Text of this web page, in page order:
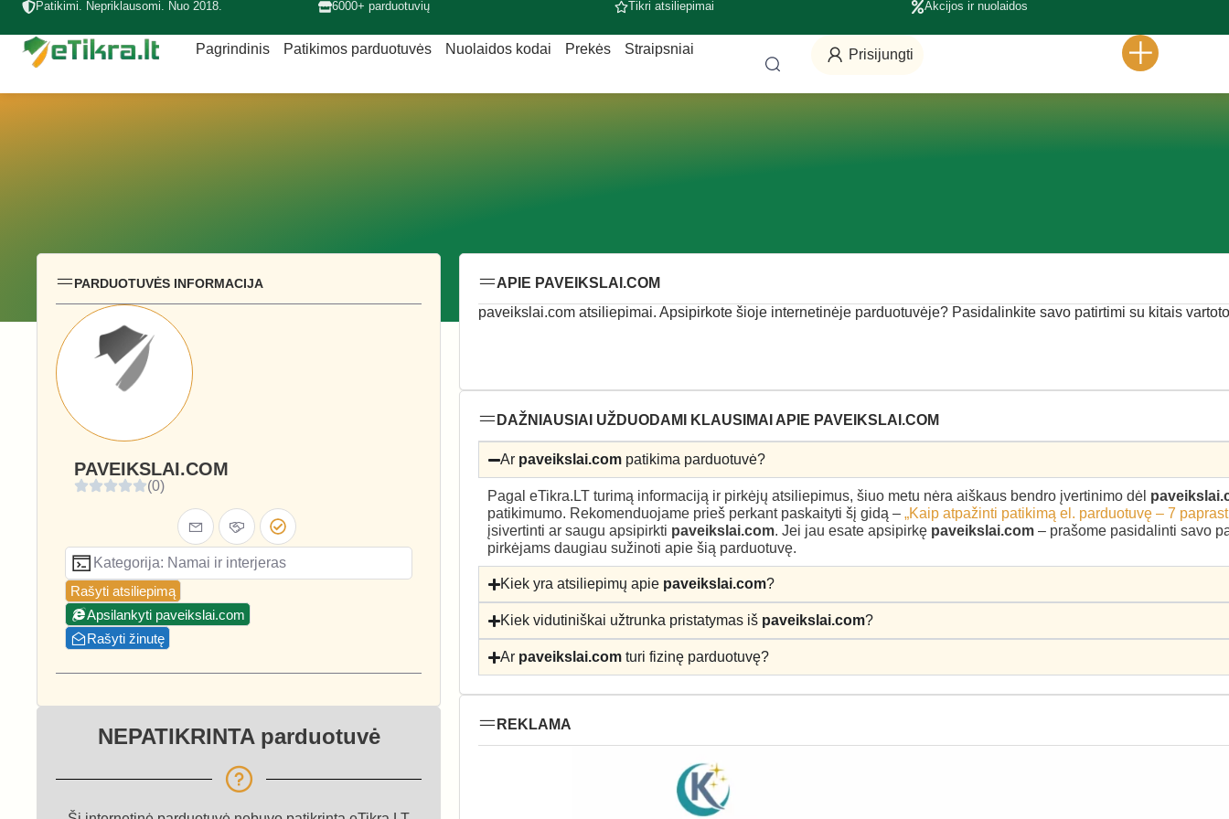
Patikimi. Nepriklausomi. Nuo 2018. 6000+ parduotuvių Tikri atsiliepimai Akcijos ir nuolaidos
Pagrindinis Patikimos parduotuvės Nuolaidos kodai Prekės Straipsniai Prisijungti
PARDUOTUVĖS INFORMACIJA
PAVEIKSLAI.COM
(0)
Kategorija: Namai ir interjeras
Rašyti atsiliepimą
Apsilankyti paveikslai.com
Rašyti žinutę
NEPATIKRINTA parduotuvė
APIE PAVEIKSLAI.COM
paveikslai.com atsiliepimai. Apsipirkote šioje internetinėje parduotuvėje? Pasidalinkite savo patirtimi su kitais
DAŽNIAUSIAI UŽDUODAMI KLAUSIMAI APIE PAVEIKSLAI.COM
Ar paveikslai.com patikima parduotuvė?
Pagal eTikra.LT turimą informaciją ir pirkėjų atsiliepimus, šiuo metu nėra aiškaus bendro įvertinimo dėl
patikimumo. Rekomenduojame prieš perkant paskaityti šį gidą – „Kaip atpažinti patikimą el. parduotuvę – 7
įsivertinti ar saugu apsipirkti paveikslai.com. Jei jau esate apsipirkę paveikslai.com – prašome pasidalinti savo
pirkėjams daugiau sužinoti apie šią parduotuvę.
Kiek yra atsiliepimų apie paveikslai.com?
Kiek vidutiniškai užtrunka pristatymas iš paveikslai.com?
Ar paveikslai.com turi fizinę parduotuvę?
REKLAMA